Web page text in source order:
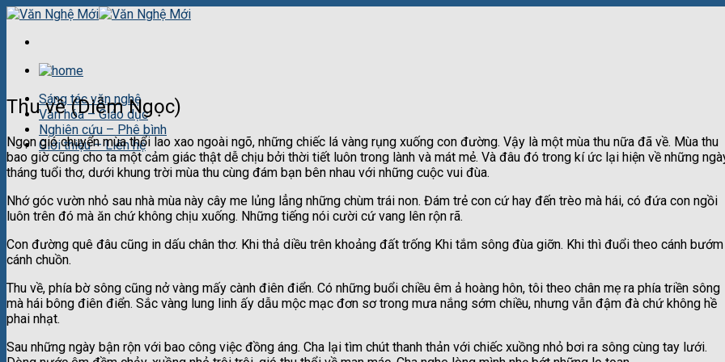
Skip
content
Sáng tác văn nghệ
Văn hóa – Giáo dục
Nghiên cứu – Phê bình
Giới thiệu – Liên hệ
Thu về (Diễm Ngọc)
Ngọn gió chuyển mùa thổi lao xao ngoài ngõ, những chiếc lá vàng rụng xuống con đường. Vậy là một mùa thu nữa đã về. Mùa thu
bao giờ cũng cho ta một cảm giác thật dễ chịu bởi thời tiết luôn trong lành và mát mẻ. Và đâu đó trong kí ức lại hiện về những
tháng tuổi thơ, dưới khung trời mùa thu cùng đám bạn bên nhau với những cuộc vui đùa.
Nhớ góc vườn nhỏ sau nhà mùa này cây me lủng lẳng những chùm trái non. Đám trẻ con cứ hay đến trèo mà hái, có đứa con ngồi
luôn trên đó mà ăn chứ không chịu xuống. Những tiếng nói cười cứ vang lên rộn rã.
Con đường quê đâu cũng in dấu chân thơ. Khi thả diều trên khoảng đất trống Khi tắm sông đùa giỡn. Khi thì đuổi theo cánh bướm
cánh chuồn.
Thu về, phía bờ sông cũng nở vàng mấy cành điên điển. Có những buổi chiều êm ả hoàng hôn, tôi theo chân mẹ ra phía triền sông
mà hái bông điên điển. Sắc vàng lung linh ấy dẫu mộc mạc đơn sơ trong mưa nắng sớm chiều, nhưng vẫn đậm đà chứ không hề
phai nhạt.
Sau những ngày bận rộn với bao công việc đồng áng. Cha lại tìm chút thanh thản với chiếc xuồng nhỏ bơi ra sông cùng tay lưới.